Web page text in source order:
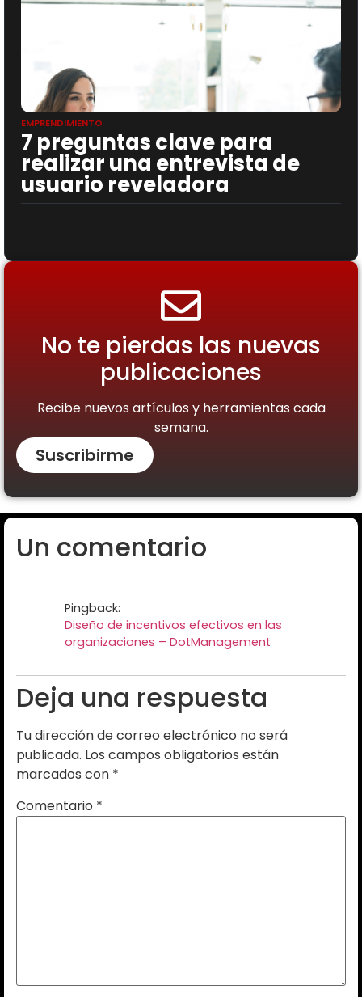
EMPRENDIMIENTO
7 preguntas clave para
realizar una entrevista de
usuario reveladora
No te pierdas las nuevas
publicaciones
Recibe nuevos artículos y herramientas cada
semana.
Suscribirme
Un comentario
Pingback:
Diseño de incentivos efectivos en las
organizaciones – DotManagement
Deja una respuesta
Tu dirección de correo electrónico no será
publicada. Los campos obligatorios están
marcados con *
Comentario *